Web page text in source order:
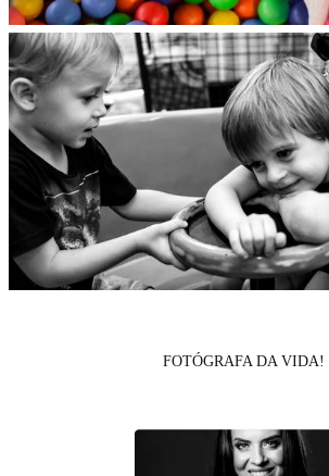
FOTÓGRAFA DA VIDA!